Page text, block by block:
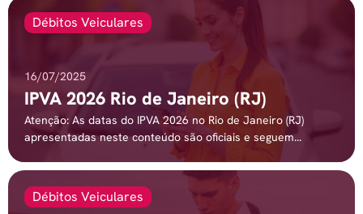
Débitos Veiculares
16/07/2025
IPVA 2026 Rio de Janeiro (RJ)
Atenção: As datas do IPVA 2026 no Rio de Janeiro (RJ)
apresentadas neste conteúdo são oficiais e seguem...
Débitos Veiculares